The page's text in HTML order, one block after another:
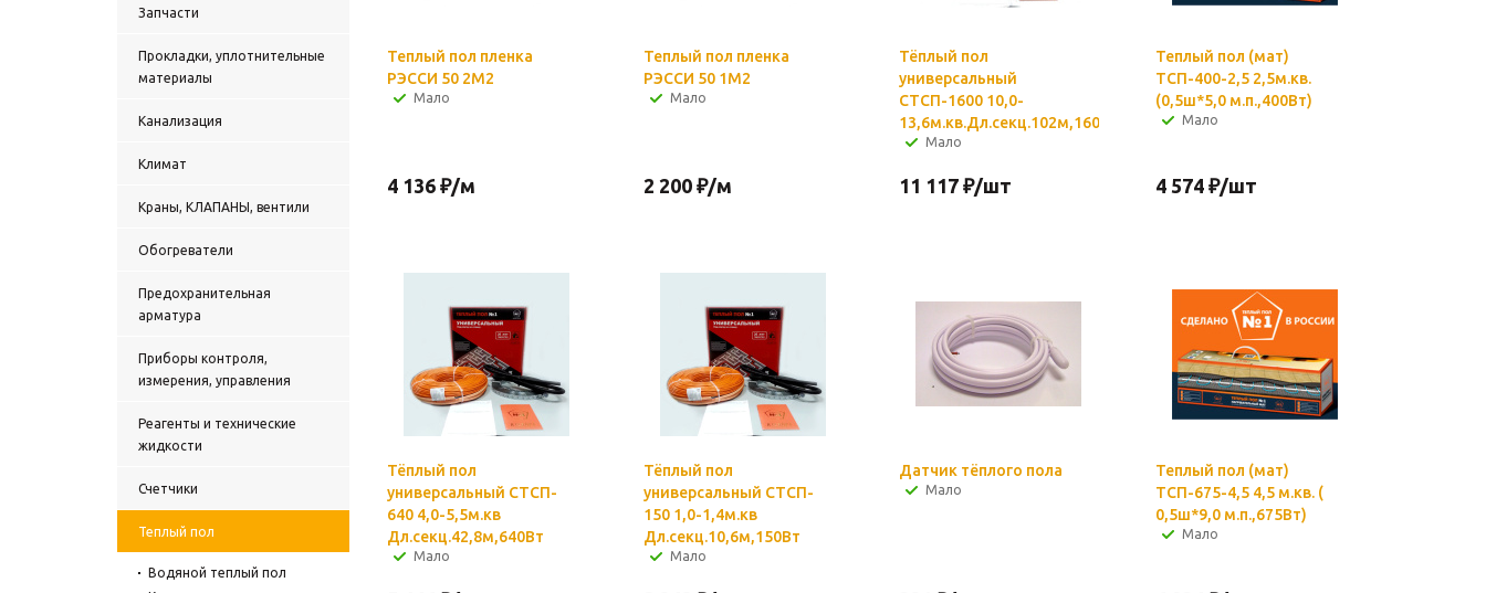
Запчасти
Прокладки, уплотнительные
материалы
Канализация
Климат
Краны, КЛАПАНЫ, вентили
Обогреватели
Предохранительная
арматура
Приборы контроля,
измерения, управления
Реагенты и технические
жидкости
Счетчики
Теплый пол
Водяной теплый пол
Теплый пол пленка
РЭССИ 50 2М2
Мало
4 136 ₽/м
Теплый пол пленка
РЭССИ 50 1М2
Мало
2 200₽/м
Тёплый пол
универсальный
СТСП-1600 10,0-
13,6м.кв.Дл.секц.102м,1600Вт
Мало
11 117 ₽/шт
Теплый пол (мат)
ТСП-400-2,5 2,5м.кв.
(0,5ш*5,0 м.п.,400Вт)
Мало
4 574₽/шт
Тёплый пол
универсальный СТСП-
640 4,0-5,5м.кв
Дл.секц.42,8м,640Вт
Мало
Тёплый пол
универсальный СТСП-
150 1,0-1,4м.кв
Дл.секц.10,6м,150Вт
Мало
Датчик тёплого пола
Мало
Теплый пол (мат)
ТСП-675-4,5 4,5 м.кв. (
0,5ш*9,0 м.п.,675Вт)
Мало